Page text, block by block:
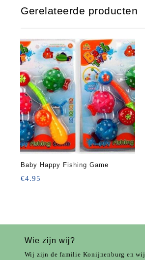
Gerelateerde producten
Baby Happy Fishing Game
€4.95
Wie zijn wij?
Wij zijn de familie Konijnenburg en wij